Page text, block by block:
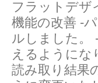
フラットデザ
機能の改善 -
ルしました。
えるようにな
読み取り結果